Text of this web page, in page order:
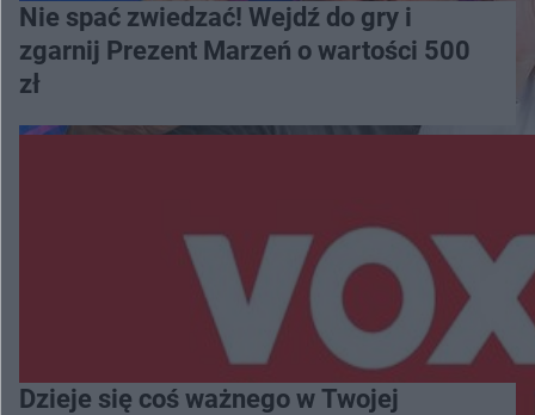
Nie spać zwiedzać! Wejdź do gry i
zgarnij Prezent Marzeń o wartości 500
zł
Dzieje się coś ważnego w Twojej